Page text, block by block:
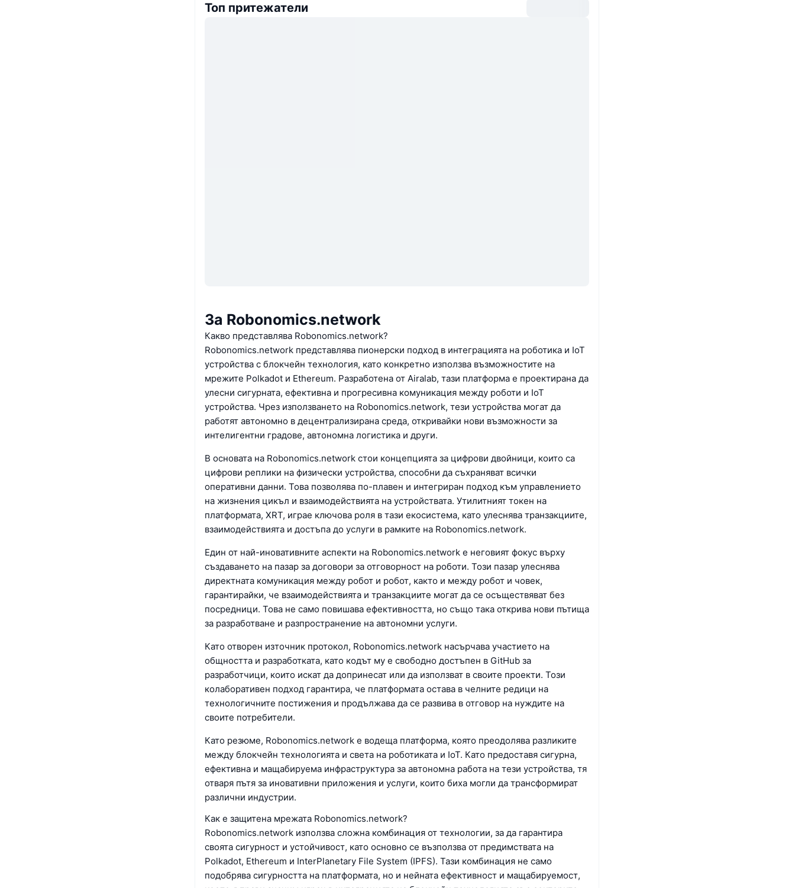
Топ притежатели
За Robonomics.network
Какво представлява Robonomics.network?
Robonomics.network представлява пионерски подход в интеграцията на роботика и IoT
устройства с блокчейн технология, като конкретно използва възможностите на
мрежите Polkadot и Ethereum. Разработена от Airalab, тази платформа е проектирана да
улесни сигурната, ефективна и прогресивна комуникация между роботи и IoT
устройства. Чрез използването на Robonomics.network, тези устройства могат да
работят автономно в децентрализирана среда, откривайки нови възможности за
интелигентни градове, автономна логистика и други.
В основата на Robonomics.network стои концепцията за цифрови двойници, които са
цифрови реплики на физически устройства, способни да съхраняват всички
оперативни данни. Това позволява по-плавен и интегриран подход към управлението
на жизнения цикъл и взаимодействията на устройствата. Утилитният токен на
платформата, XRT, играе ключова роля в тази екосистема, като улеснява транзакциите,
взаимодействията и достъпа до услуги в рамките на Robonomics.network.
Един от най-иновативните аспекти на Robonomics.network е неговият фокус върху
създаването на пазар за договори за отговорност на роботи. Този пазар улеснява
директната комуникация между робот и робот, както и между робот и човек,
гарантирайки, че взаимодействията и транзакциите могат да се осъществяват без
посредници. Това не само повишава ефективността, но също така открива нови пътища
за разработване и разпространение на автономни услуги.
Като отворен източник протокол, Robonomics.network насърчава участието на
общността и разработката, като кодът му е свободно достъпен в GitHub за
разработчици, които искат да допринесат или да използват в своите проекти. Този
колаборативен подход гарантира, че платформата остава в челните редици на
технологичните постижения и продължава да се развива в отговор на нуждите на
своите потребители.
Като резюме, Robonomics.network е водеща платформа, която преодолява разликите
между блокчейн технологията и света на роботиката и IoT. Като предоставя сигурна,
ефективна и мащабируема инфраструктура за автономна работа на тези устройства, тя
отваря пътя за иновативни приложения и услуги, които биха могли да трансформират
различни индустрии.
Как е защитена мрежата Robonomics.network?
Robonomics.network използва сложна комбинация от технологии, за да гарантира
своята сигурност и устойчивост, като основно се възползва от предимствата на
Polkadot, Ethereum и InterPlanetary File System (IPFS). Тази комбинация не само
подобрява сигурността на платформата, но и нейната ефективност и мащабируемост,